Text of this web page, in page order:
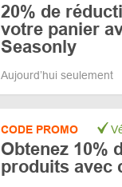
20% de
votre panier
Seasonly
Aujourd’hui seulement
CODE PROMO
Obtenez 10%
produits avec